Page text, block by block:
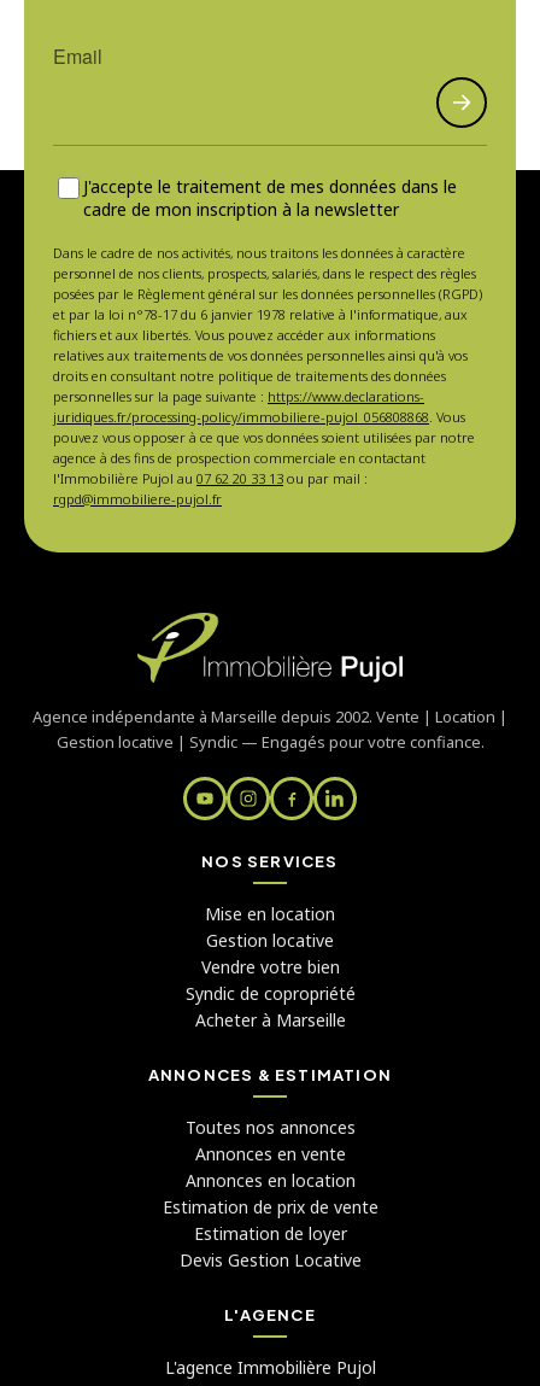
J'accepte le traitement de mes données dans le
cadre de mon inscription à la newsletter
Dans le cadre de nos activités, nous traitons les données à caractère
personnel de nos clients, prospects, salariés, dans le respect des règles
posées par le Règlement général sur les données personnelles (RGPD)
et par la loi n°78-17 du 6 janvier 1978 relative à l'informatique, aux
fichiers et aux libertés. Vous pouvez accéder aux informations
relatives aux traitements de vos données personnelles ainsi qu'à vos
droits en consultant notre politique de traitements des données
personnelles sur la page suivante : https://www.declarations-
juridiques.fr/processing-policy/immobiliere-pujol_056808868. Vous
pouvez vous opposer à ce que vos données soient utilisées par notre
agence à des fins de prospection commerciale en contactant
l'Immobilière Pujol au 07 62 20 33 13 ou par mail :
rgpd@immobiliere-pujol.fr
Agence indépendante à Marseille depuis 2002. Vente | Location |
Gestion locative | Syndic — Engagés pour votre confiance.
NOS SERVICES
Mise en location
Gestion locative
Vendre votre bien
Syndic de copropriété
Acheter à Marseille
ANNONCES & ESTIMATION
Toutes nos annonces
Annonces en vente
Annonces en location
Estimation de prix de vente
Estimation de loyer
Devis Gestion Locative
L'AGENCE
L'agence Immobilière Pujol